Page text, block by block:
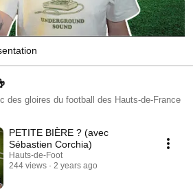
des gloires du football des Hauts-de-France
PETITE BIÈRE ? (avec
Sébastien Corchia)
Hauts-de-Foot
244 views
2 years ago